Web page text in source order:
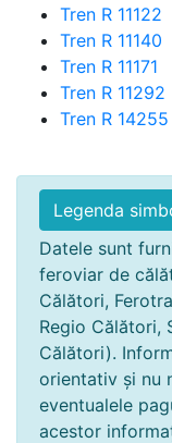
Tren R 11122
Tren R 11140
Tren R 11171
Tren R 11292
Tren R 14255
Legenda
Datele sunt
feroviar de
Călători,
Regio Călători,
Călători).
orientativ și nu
eventualele
acestor